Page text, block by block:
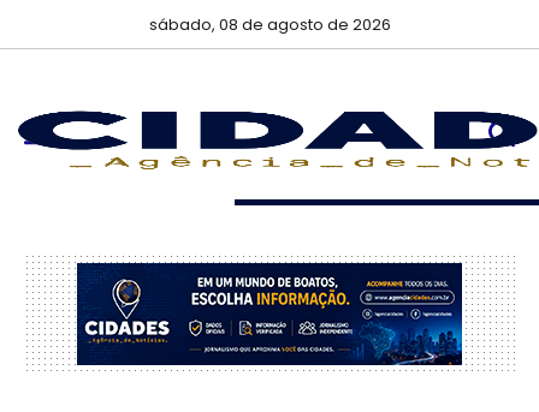
sábado, 08 de agosto de 2026